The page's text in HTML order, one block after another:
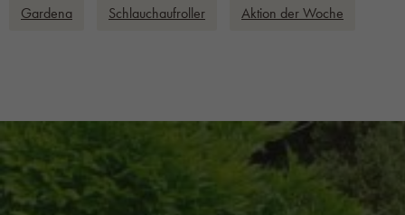
Gardena Schlauchaufroller Aktion der Woche